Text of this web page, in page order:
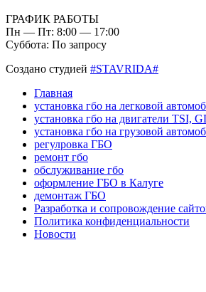
ГРАФИК РАБОТЫ
Пн — Пт: 8:00 — 17:00
Суббота: По запросу
Создано студией #STAVRIDA#
Главная
установка гбо на легковой
установка гбо на двигатели TSI,
установка гбо на грузовой
регулровка ГБО
ремонт гбо
обслуживание гбо
оформление ГБО в Калуге
демонтаж ГБО
Разработка и сопровождение
Политика конфиденциальности
Новости